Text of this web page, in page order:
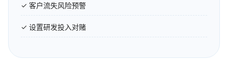
✓ 客户流失风险预警
✓ 设置研发投入对赌